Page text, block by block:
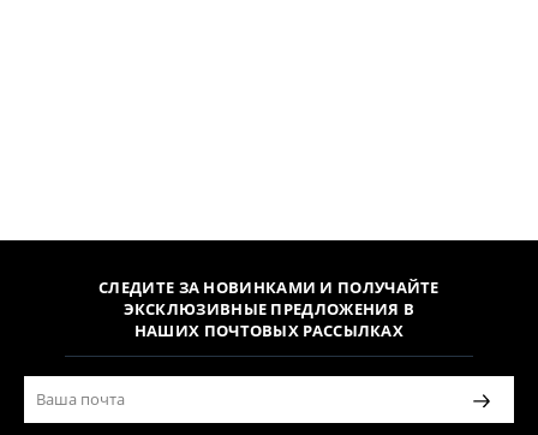
СЛЕДИТЕ ЗА НОВИНКАМИ И ПОЛУЧАЙТЕ
ЭКСКЛЮЗИВНЫЕ ПРЕДЛОЖЕНИЯ В
НАШИХ ПОЧТОВЫХ РАССЫЛКАХ